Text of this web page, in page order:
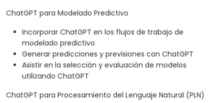
ChatGPT para Modelado Predictivo
Incorporar ChatGPT en los flujos de trabajo de
modelado predictivo
Generar predicciones y previsiones con ChatGPT
Asistir en la selección y evaluación de modelos
utilizando ChatGPT
ChatGPT para Procesamiento del Lenguaje Natural (PLN)